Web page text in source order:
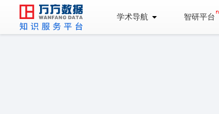
学术导航 智研平台